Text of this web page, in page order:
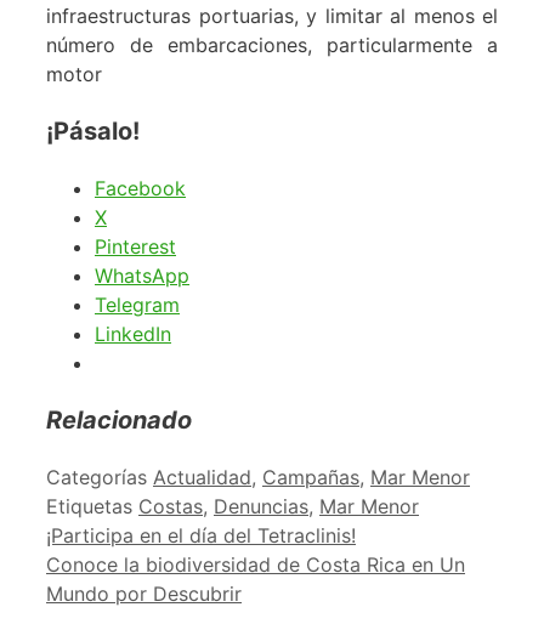
infraestructuras portuarias, y limitar al menos el
número de embarcaciones, particularmente a
motor
¡Pásalo!
Facebook
X
Pinterest
WhatsApp
Telegram
LinkedIn
Relacionado
Categorías Actualidad, Campañas, Mar Menor
Etiquetas Costas, Denuncias, Mar Menor
¡Participa en el día del Tetraclinis!
Conoce la biodiversidad de Costa Rica en Un
Mundo por Descubrir